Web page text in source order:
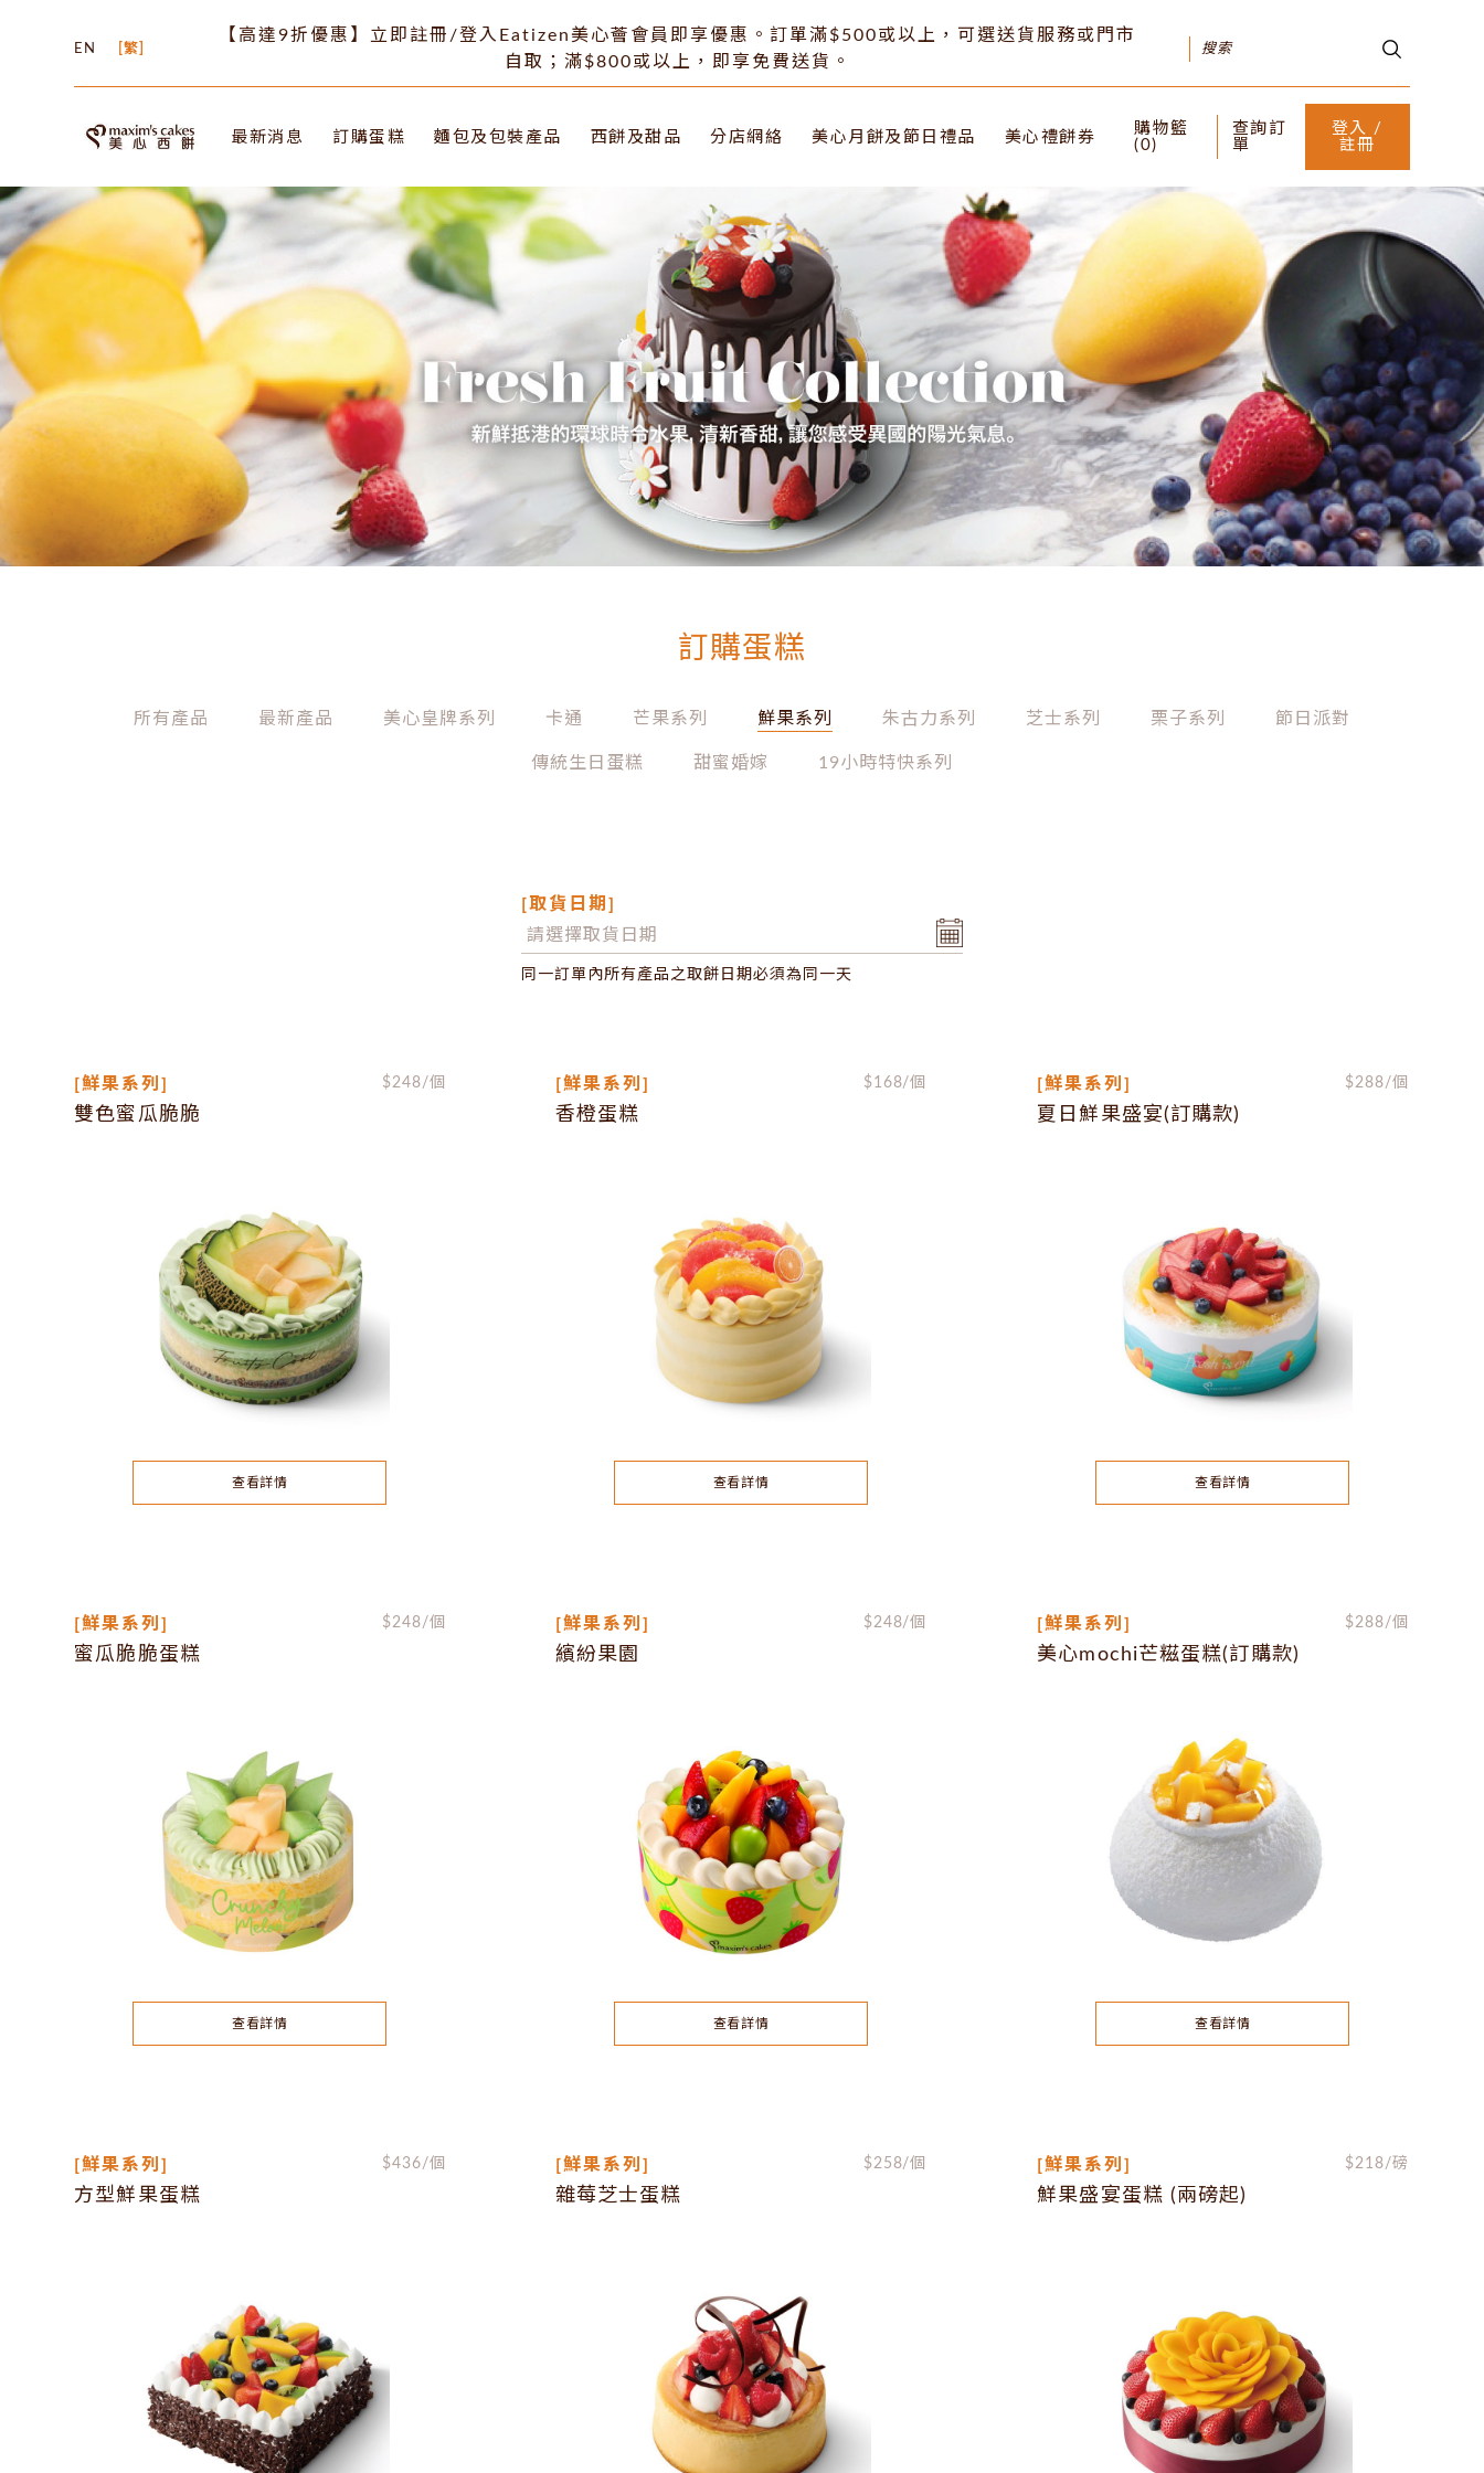
EN 繁
【高達9折優惠】立即註冊/登入Eatizen美心薈會員即享優惠。訂單滿$500或以上，可選送貨服務或門市
自取；滿$800或以上，即享免費送貨。
最新消息 訂購蛋糕 麵包及包裝產品 西餅及甜品 分店網絡 美心月餅及節日禮品 美心禮餅券
購物籃
( 0)
查詢訂
單
登入 /
註冊
訂購蛋糕
所有產品 最新產品 美心皇牌系列 卡通 芒果系列 鮮果系列 朱古力系列 芝士系列 栗子系列 節日派對
傳統生日蛋糕 甜蜜婚嫁 19小時特快系列
[取貨日期]
同一訂單內所有產品之取餅日期必須為同一天
[鮮果系列] $248/個
雙色蜜瓜脆脆
查看詳情
[鮮果系列] $168/個
香橙蛋糕
查看詳情
[鮮果系列] $288/個
夏日鮮果盛宴(訂購款)
查看詳情
[鮮果系列] $248/個
蜜瓜脆脆蛋糕
查看詳情
[鮮果系列] $248/個
繽紛果園
查看詳情
[鮮果系列] $288/個
美心mochi芒糍蛋糕(訂購款)
查看詳情
[鮮果系列] $436/個
方型鮮果蛋糕
[鮮果系列] $258/個
雜莓芝士蛋糕
[鮮果系列] $218/磅
鮮果盛宴蛋糕 (兩磅起)